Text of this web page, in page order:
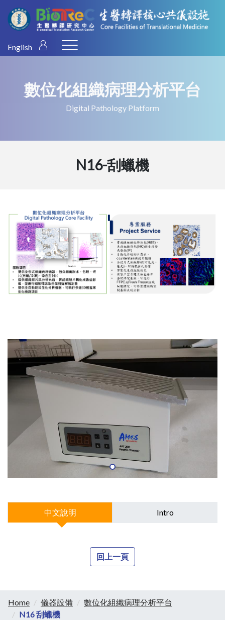
English
數位化組織病理分析平台
Digital Pathology Platform
N16-刮蠟機
中文說明 Intro
回上一頁
Home 儀器設備
數位化組織病理分析平台
N16 刮蠟機